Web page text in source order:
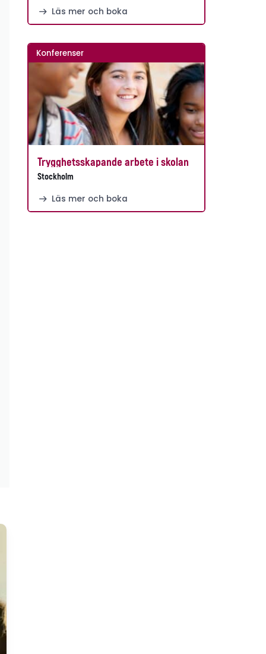
Läs mer och boka
Konferenser
Trygghetsskapande arbete i skolan
Stockholm
Läs mer och boka